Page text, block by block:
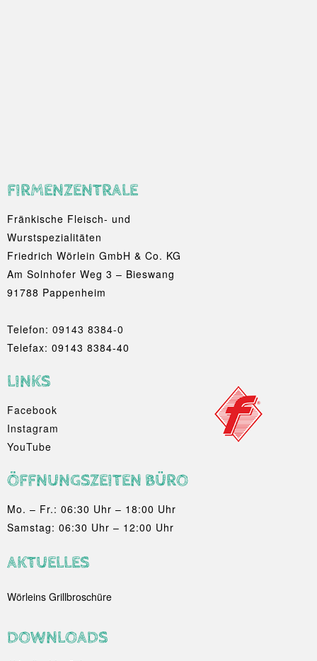
FIRMENZENTRALE
Fränkische Fleisch- und
Wurstspezialitäten
Friedrich Wörlein GmbH & Co. KG
Am Solnhofer Weg 3 – Bieswang
91788 Pappenheim
Telefon: 09143 8384-0
Telefax: 09143 8384-40
LINKS
Facebook
Instagram
YouTube
ÖFFNUNGSZEITEN BÜRO
Mo. – Fr.: 06:30 Uhr – 18:00 Uhr
Samstag: 06:30 Uhr – 12:00 Uhr
AKTUELLES
Wörleins Grillbroschüre
DOWNLOADS